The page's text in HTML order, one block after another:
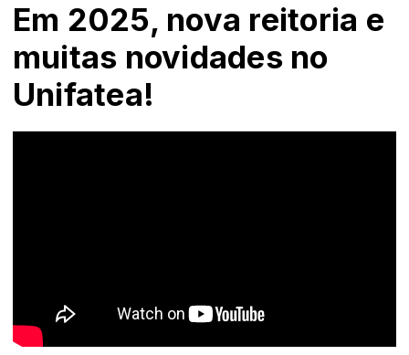
Em 2025, nova reitoria e
muitas novidades no
Unifatea!